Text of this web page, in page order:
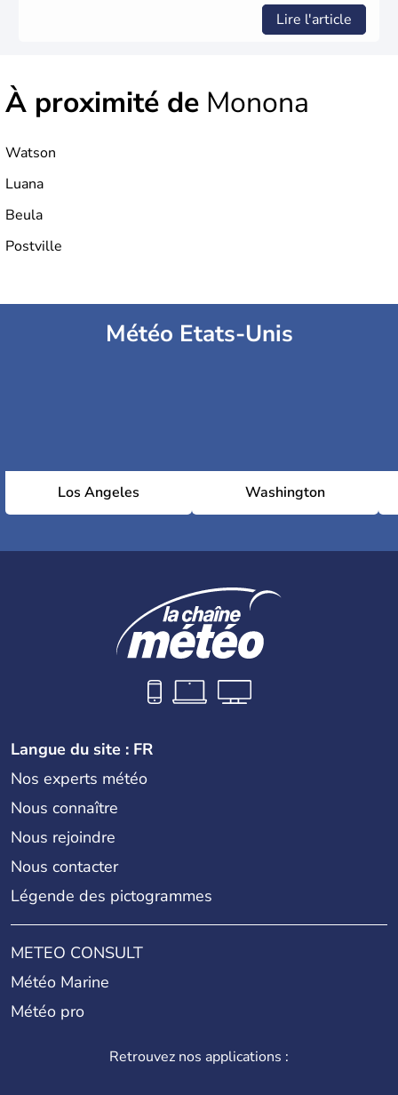
Lire l'article
À proximité de Monona
Watson
Luana
Beula
Postville
Météo Etats-Unis
Los Angeles Washington
Langue du site : FR
Nos experts météo
Nous connaître
Nous rejoindre
Nous contacter
Légende des pictogrammes
METEO CONSULT
Météo Marine
Météo pro
Retrouvez nos applications :